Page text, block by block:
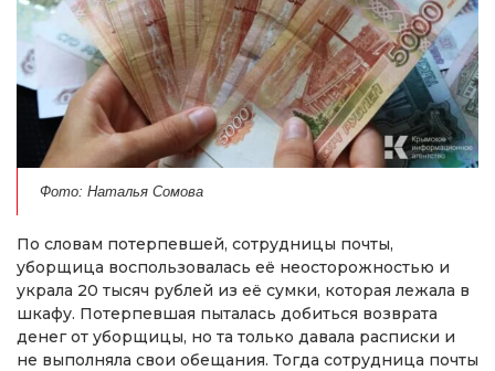
Фото: Наталья Сомова
По словам потерпевшей, сотрудницы почты,
уборщица воспользовалась её неосторожностью и
украла 20 тысяч рублей из её сумки, которая лежала в
шкафу. Потерпевшая пыталась добиться возврата
денег от уборщицы, но та только давала расписки и
не выполняла свои обещания. Тогда сотрудница почты